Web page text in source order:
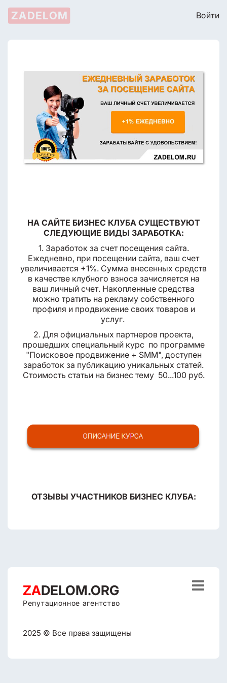
ZADELOM Войти
НА САЙТЕ БИЗНЕС КЛУБА СУЩЕСТВУЮТ
СЛЕДУЮЩИЕ ВИДЫ ЗАРАБОТКА:
1. Заработок за счет посещения сайта.
Ежедневно, при посещении сайта, ваш счет
увеличивается +1%. Сумма внесенных средств
в качестве клубного взноса зачисляется на
ваш личный счет. Накопленные средства
можно тратить на рекламу собственного
профиля и продвижение своих товаров и
услуг.
2. Для официальных партнеров проекта,
прошедших специальный курс по программе
"Поисковое продвижение + SMM", доступен
заработок за публикацию уникальных статей.
Стоимость статьи на бизнес тему 50...100 руб.
ОТЗЫВЫ УЧАСТНИКОВ БИЗНЕС КЛУБА:
ZADELOM.ORG
Репутационное агентство
2025 © Все права защищены
